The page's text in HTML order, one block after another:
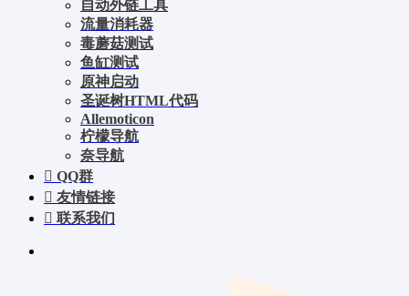
自动外链工具
流量消耗器
毒蘑菇测试
鱼缸测试
原神启动
圣诞树HTML代码
Allemoticon
柠檬导航
奈导航
QQ群
友情链接
联系我们